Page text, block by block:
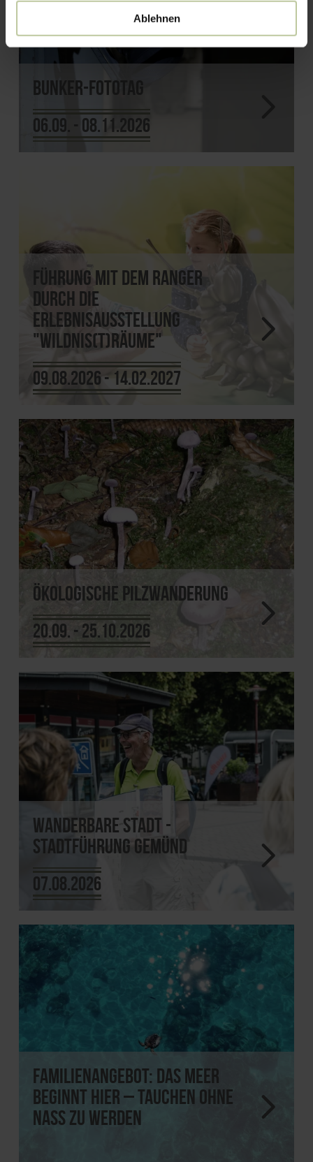
Ablehnen
Bunker-Fototag
06.09. - 08.11.2026
Führung mit dem Ranger
durch die
Erlebnisausstellung
"Wildnis(t)räume"
09.08.2026 - 14.02.2027
Ökologische Pilzwanderung
20.09. - 25.10.2026
Wanderbare Stadt -
Stadtführung Gemünd
07.08.2026
Familienangebot: Das Meer
beginnt hier – tauchen ohne
nass zu werden